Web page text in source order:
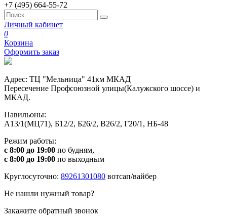
+7 (495) 664-55-72
Личный кабинет
0
Корзина
Оформить заказ
Адрес: ТЦ "Мельница" 41км МКАД
Пересечение Профсоюзной улицы(Калужского шоссе) и
МКАД.
Павильоны:
А13/1(МЦ71), Б12/2, Б26/2, В26/2, Г20/1, НБ-48
Режим работы:
с 8:00 до 19:00 по будням,
с 8:00 до 19:00 по выходным
Круглосуточно: 89261301080 вотсап/вайбер
Не нашли нужный товар?
Закажите обратный звонок